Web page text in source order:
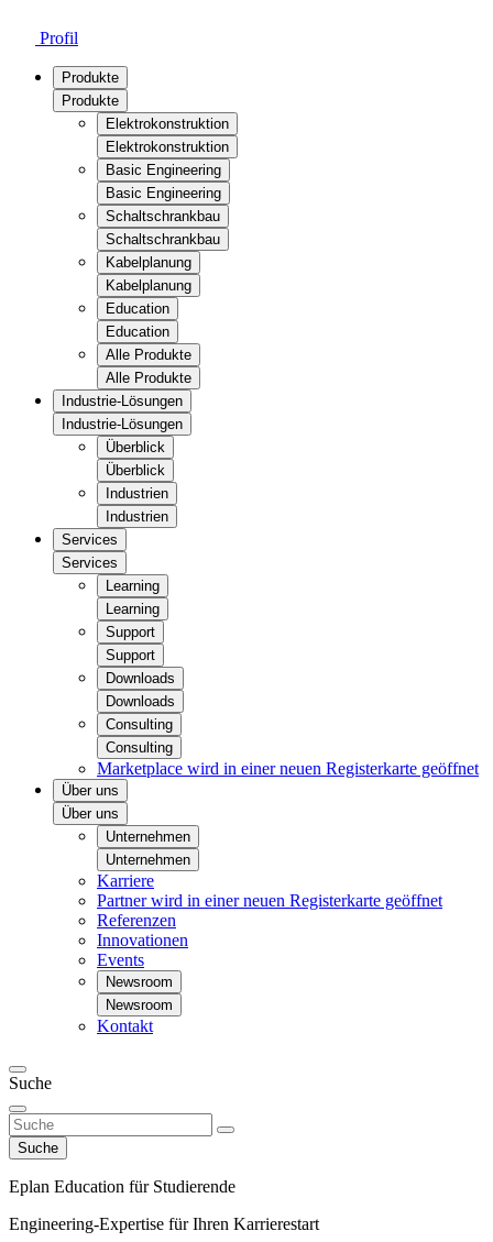
Profil
Produkte
Produkte
Elektrokonstruktion
Elektrokonstruktion
Basic Engineering
Basic Engineering
Schaltschrankbau
Schaltschrankbau
Kabelplanung
Kabelplanung
Education
Education
Alle Produkte
Alle Produkte
Industrie-Lösungen
Industrie-Lösungen
Überblick
Überblick
Industrien
Industrien
Services
Services
Learning
Learning
Support
Support
Downloads
Downloads
Consulting
Consulting
Marketplace wird in einer neuen Registerkarte geöffnet
Über uns
Über uns
Unternehmen
Unternehmen
Karriere
Partnerwird in einer neuen Registerkarte geöffnet
Referenzen
Innovationen
Events
Newsroom
Newsroom
Kontakt
Suche
Suche
Eplan Education für Studierende
Engineering-Expertise für Ihren Karrierestart